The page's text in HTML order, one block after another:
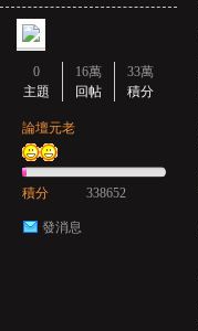
0
主題
16萬
回帖
33萬
積分
論壇元老
積分 338652
發消息